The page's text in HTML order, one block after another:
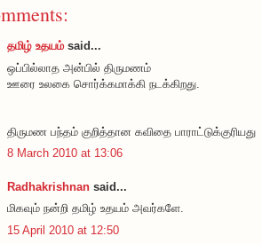
தமிழ் உதயம்said...
ஒப்பில்லாத அன்பில் திருமணம்
ஊரை உலகை சொர்க்கமாக்கி நடக்கிறது.
திருமண பந்தம் குறித்தான கவிதை பாராட்டுக்குரியது
8 March 2010 at 13:06
Radhakrishnan said...
மிகவும் நன்றி தமிழ் உதயம் அவர்களே.
15 April 2010 at 12:50